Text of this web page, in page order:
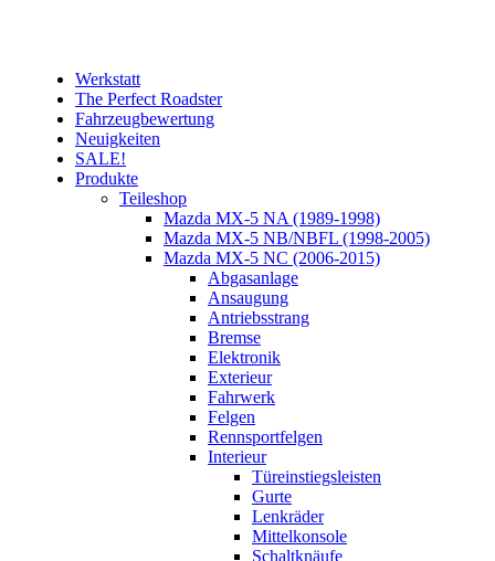
Werkstatt
The Perfect Roadster
Fahrzeugbewertung
Neuigkeiten
SALE!
Produkte
Teileshop
Mazda MX-5 NA (1989-1998)
Mazda MX-5 NB/NBFL (1998-2005)
Mazda MX-5 NC (2006-2015)
Abgasanlage
Ansaugung
Antriebsstrang
Bremse
Elektronik
Exterieur
Fahrwerk
Felgen
Rennsportfelgen
Interieur
Türeinstiegsleisten
Gurte
Lenkräder
Mittelkonsole
Schaltknäufe